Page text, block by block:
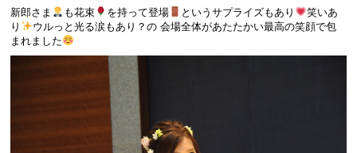
新郎さま
も花束 を持って登場 というサプライズもあり
笑いあ
り
ウルっと光る涙もあり？の 会場全体があたたかい最高の笑顔で包
まれました